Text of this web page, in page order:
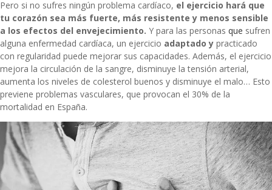
Pero si no sufres ningún problema cardíaco, el ejercicio hará que
tu corazón sea más fuerte, más resistente y menos sensible
a los efectos del envejecimiento. Y para las personas que sufren
alguna enfermedad cardíaca, un ejercicio adaptado y practicado
con regularidad puede mejorar sus capacidades. Además, el ejercicio
mejora la circulación de la sangre, disminuye la tensión arterial,
aumenta los niveles de colesterol buenos y disminuye el malo… Esto
previene problemas vasculares, que provocan el 30% de la
mortalidad en España.